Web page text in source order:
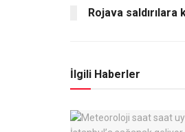
Rojava saldırılara
İlgili Haberler